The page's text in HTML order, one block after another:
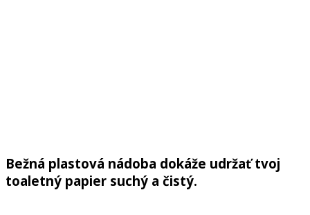
Bežná plastová nádoba dokáže udržať tvoj
toaletný papier suchý a čistý.